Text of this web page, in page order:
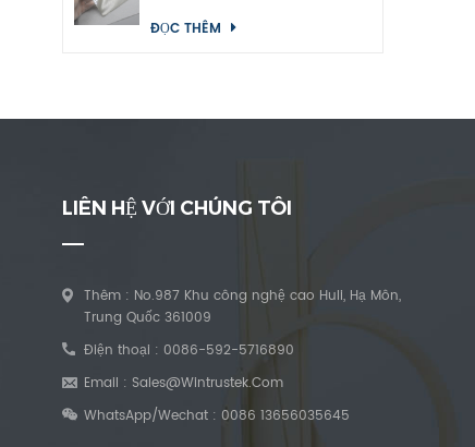
ĐỌC THÊM
LIÊN HỆ VỚI CHÚNG TÔI
Thêm : No.987 Khu công nghệ cao Huli, Hạ Môn,
Trung Quốc 361009
Điện thoại : 0086-592-5716890
Email : Sales@wintrustek.com
WhatsApp/Wechat : 0086 13656035645